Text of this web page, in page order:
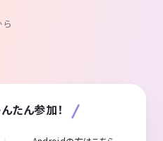
たん参加！